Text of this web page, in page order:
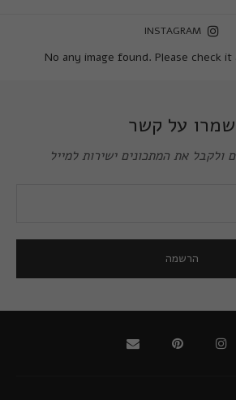
INSTAGRAM
No any image found. Please check
שמרו על קשר
ולקבל את המתכונים ישירות למייל